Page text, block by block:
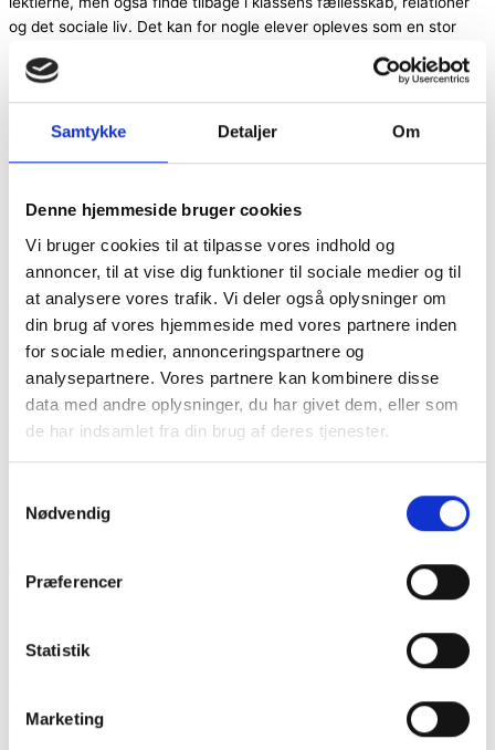
Samtykke Detaljer Om
Denne hjemmeside bruger cookies
Vi bruger cookies til at tilpasse vores indhold og
annoncer, til at vise dig funktioner til sociale medier og til
at analysere vores trafik. Vi deler også oplysninger om
din brug af vores hjemmeside med vores partnere inden
for sociale medier, annonceringspartnere og
analysepartnere. Vores partnere kan kombinere disse
data med andre oplysninger, du har givet dem, eller som
de har indsamlet fra din brug af deres tjenester.
Nødvendig
Præferencer
Statistik
Marketing
og det sociale liv. Det kan for nogle elever opleves som en stor
Derfor er det vigtigt for os at understrege, at børn som
hverdag. Vi opfordrer til, at man nøje overvejer at tage sit barn ud
af skolen og kun gør det, når det er nødvendigt.
Når elever er til stede, styrker det ikke kun deres egen udvikling,
klassemiljø opstår gennem de daglige fælles oplevelser, hvor alle
bidrager og er en del af helheden.
Vi er samtidig opmærksomme på, at der kan være gode grunde til
fravær, og vi ønsker altid en åben og tillidsfuld dialog med jer
forældre, så vi sammen kan finde de bedste løsninger for jeres
barn.
Vi ser samarbejdet med jer som en vigtig nøgle til, at alle elever
Skolen skal informeres tidligst muligt om fravær.
på første sygedag.
Opslaget skal være i kontaktbogen senest kl. 8.15.
. Emnefeltet skal hedde
angives. Mailen skal modtages senest kl. 8.15.